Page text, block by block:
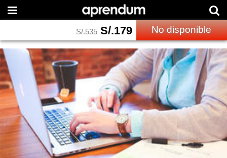
S/.535 S/.179 No disponible